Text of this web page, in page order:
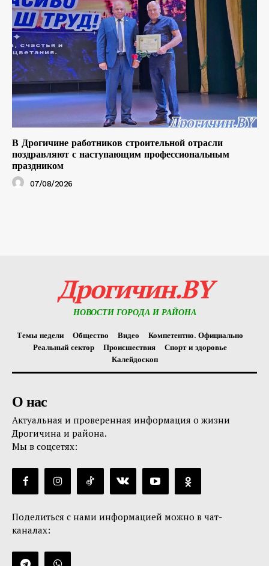
В Дрогичине работников строительной отрасли
поздравляют с наступающим профессиональным
праздником
07/08/2026
Дрогичин.BY
НОВОСТИ ГОРОДА И РАЙОНА
Темы недели Общество Видео
Компетентно. Официально
Реальный сектор
Происшествия
Спорт и здоровье
Калейдоскоп
О нас
Актуальная и проверенная информация о жизни
Дрогичина и района.
Мы в соцсетях:
Поделиться с нами информацией можно в чат-
каналах: